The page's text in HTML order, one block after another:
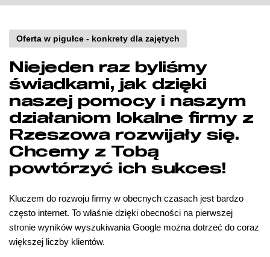
Oferta w pigułce - konkrety dla zajętych
Niejeden raz byliśmy
świadkami, jak dzięki
naszej pomocy i naszym
działaniom lokalne firmy z
Rzeszowa rozwijały się.
Chcemy z Tobą
powtórzyć ich sukces!
Kluczem do rozwoju firmy w obecnych czasach jest bardzo
często internet. To właśnie dzięki obecności na pierwszej
stronie wyników wyszukiwania Google można dotrzeć do coraz
większej liczby klientów.